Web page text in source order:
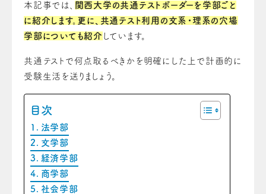
本記事では、
関西大学の共通テストボーダーを学部ごと
に紹介します。更に、共通テスト利用の文系・理系の穴場
学部についても紹介 しています。
共通テストで何点取るべきかを明確にした上で計画的に
受験生活を送りましょう。
目次
法学部
文学部
経済学部
商学部
社会学部